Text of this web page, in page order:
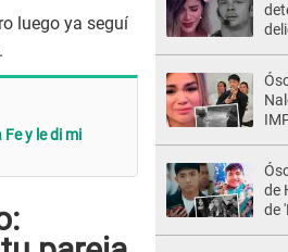
luego ya seguí
y le di mi
de
de